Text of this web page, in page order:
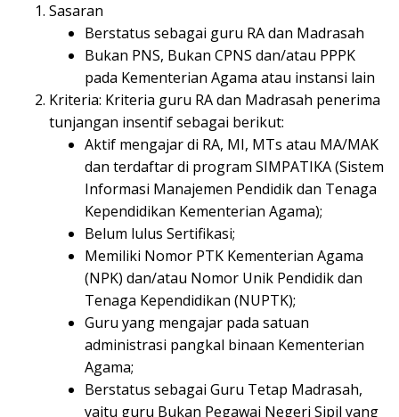
Sasaran
Berstatus sebagai guru RA dan Madrasah
Bukan PNS, Bukan CPNS dan/atau PPPK
pada Kementerian Agama atau instansi lain
Kriteria: Kriteria guru RA dan Madrasah penerima
tunjangan insentif sebagai berikut:
Aktif mengajar di RA, MI, MTs atau MA/MAK
dan terdaftar di program SIMPATIKA (Sistem
Informasi Manajemen Pendidik dan Tenaga
Kependidikan Kementerian Agama);
Belum lulus Sertifikasi;
Memiliki Nomor PTK Kementerian Agama
(NPK) dan/atau Nomor Unik Pendidik dan
Tenaga Kependidikan (NUPTK);
Guru yang mengajar pada satuan
administrasi pangkal binaan Kementerian
Agama;
Berstatus sebagai Guru Tetap Madrasah,
yaitu guru Bukan Pegawai Negeri Sipil yang